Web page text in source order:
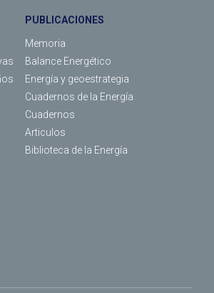
PUBLICACIONES
Memoria
Balance Energético
Energía y geoestrategia
Cuadernos de la Energía
Cuadernos
Articulos
Biblioteca de la Energía